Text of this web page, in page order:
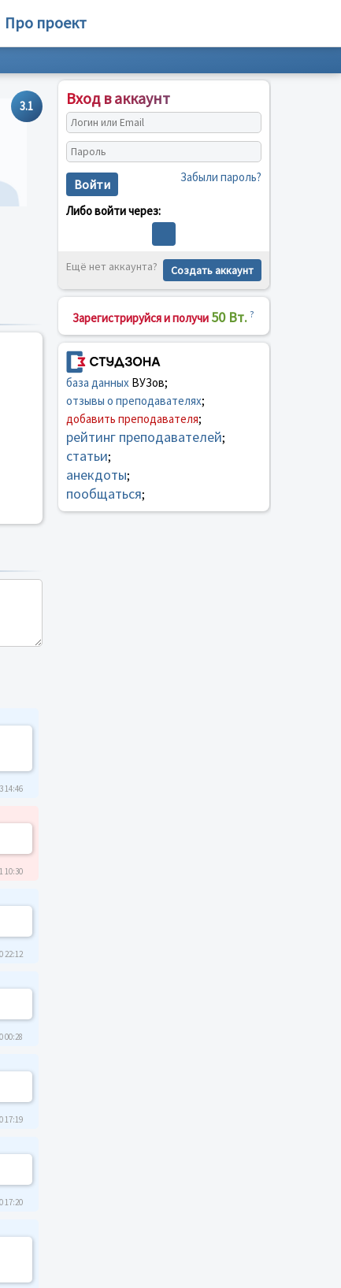
Про проект
3.1
14:46
10:30
22:12
00:28
17:19
17:20
Вход в аккаунт
Войти Забыли пароль?
Либо войти через:
Ещё нет аккаунта? Создать аккаунт
Зарегистрируйся и получи 50 Вт. ?
база данныхВУЗов;
отзывы о преподавателях;
добавить преподавателя;
рейтинг преподавателей;
статьи;
анекдоты;
пообщаться;